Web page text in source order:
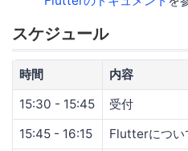
スケジュール
時間
内容
15:30 - 15:45
受付
15:45 - 16:15
Flutterについ